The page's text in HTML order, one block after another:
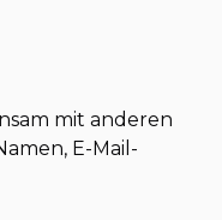
mit anderen
E-Mail-